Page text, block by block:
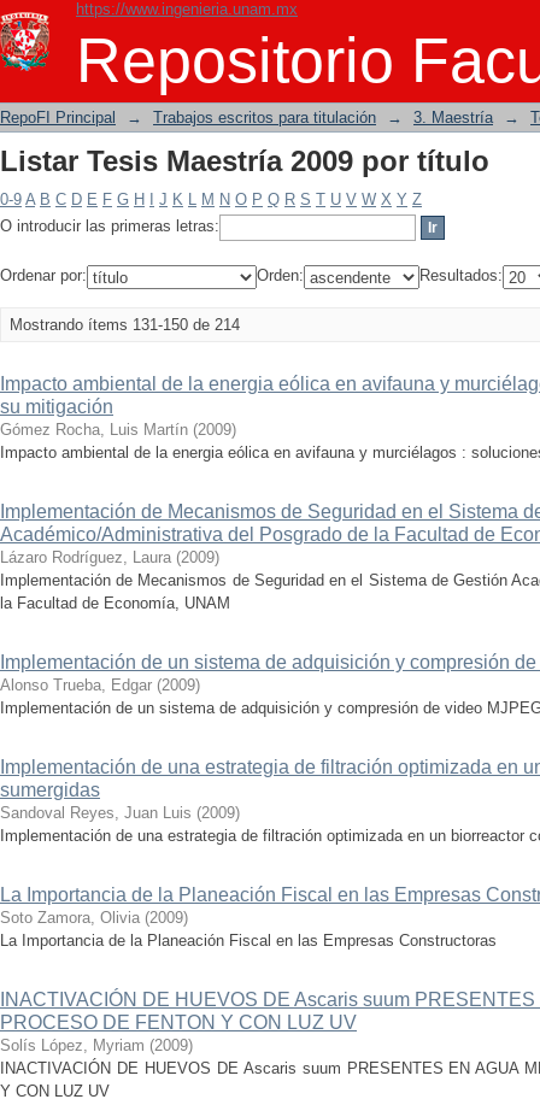
https://www.ingenieria.unam.mx
Repositorio
Listar Tesis Maestría 2009 por título
RepoFI Principal → Trabajos escritos para titulación → 3. Maestría →
Listar Tesis Maestría 2009 por título
0-9 A B C D E F G H J K L M N O P Q R S T U V W X Y Z
O introducir las primeras letras:
Ordenar por: Orden: Resultados:
Mostrando ítems 131-150 de 214
Impacto ambiental de la energia eólica en avifauna y
su mitigación
Gómez Rocha, Luis Martín (2009)
Impacto ambiental de la energia eólica en avifauna y murciélagos :
Implementación de Mecanismos de Seguridad en el Sistema
Académico/Administrativa del Posgrado de la Facultad de
Lázaro Rodríguez, Laura (2009)
Implementación de Mecanismos de Seguridad en el Sistema de Gestión
la Facultad de Economía, UNAM
Implementación de un sistema de adquisición y compresión
Alonso Trueba, Edgar (2009)
Implementación de un sistema de adquisición y compresión de video
Implementación de una estrategia de filtración optimizada en
sumergidas
Sandoval Reyes, Juan Luis (2009)
Implementación de una estrategia de filtración optimizada en un biorreactor
La Importancia de la Planeación Fiscal en las Empresas
Soto Zamora, Olivia (2009)
La Importancia de la Planeación Fiscal en las Empresas Constructoras
INACTIVACIÓN DE HUEVOS DE Ascaris suum
PROCESO DE FENTON Y CON LUZ UV
Solís López, Myriam (2009)
INACTIVACIÓN DE HUEVOS DE Ascaris suum PRESENTES EN AGUA
Y CON LUZ UV